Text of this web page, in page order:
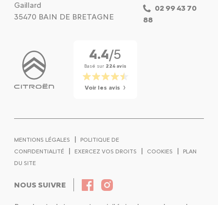
Gaillard
35470 BAIN DE BRETAGNE
02 99 43 70
88
4.4/5
Basé sur 224 avis
Voir les avis
MENTIONS LÉGALES |
POLITIQUE DE
CONFIDENTIALITÉ
| EXERCEZ VOS DROITS | COOKIES |
PLAN
DU SITE
NOUS SUIVRE